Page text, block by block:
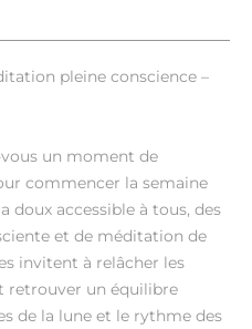
pleine conscience –
un moment de
commencer la semaine
doux accessible à tous, des
et de méditation de
invitent à relâcher les
retrouver un équilibre
de la lune et le rythme des